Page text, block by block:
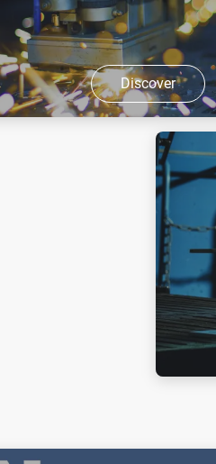
Discover
LASAL™ 2001 е азот със
качество за лазерни
LASAL™ 2001 представлява
газ без цвят и мирис, който не е
запалим и при високи